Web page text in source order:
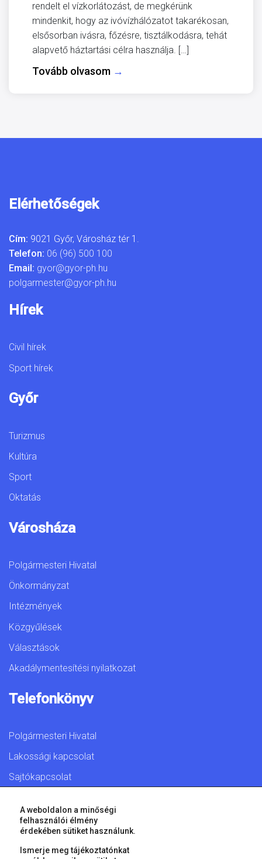
rendelt el vízkorlátozást, de megkérünk
mindenkit, hogy az ivóvízhálózatot takarékosan,
elsősorban ivásra, főzésre, tisztálkodásra, tehát
alapvető háztartási célra használja. […]
Tovább olvasom →
Elérhetőségek
Cím: 9021 Győr, Városház tér 1.
Telefon: 06 (96) 500 100
Email: gyor@gyor-ph.hu
polgarmester@gyor-ph.hu
Hírek
Civil hírek
Sport hírek
Győr
Turizmus
Kultúra
Sport
Oktatás
Városháza
Polgármesteri Hivatal
Önkormányzat
Intézmények
Közgyűlések
Választások
Akadálymentesítési nyilatkozat
Telefonkönyv
Polgármesteri Hivatal
Lakossági kapcsolat
Sajtókapcsolat
© 2026 Győr Megyei Jogú Város • Minden jog fenntartva!
A weboldalon a minőségi
felhasználói élmény
érdekében sütiket használunk.
Ismerje meg tájékoztatónkat